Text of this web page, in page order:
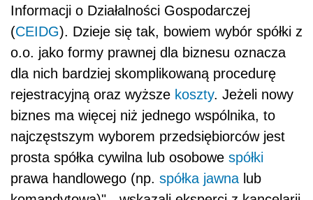
Informacji o Działalności Gospodarczej
(CEIDG). Dzieje się tak, bowiem wybór spółki z
o.o. jako formy prawnej dla biznesu oznacza
dla nich bardziej skomplikowaną procedurę
rejestracyjną oraz wyższe koszty. Jeżeli nowy
biznes ma więcej niż jednego wspólnika, to
najczęstszym wyborem przedsiębiorców jest
prosta spółka cywilna lub osobowe spółki
prawa handlowego (np. spółka jawna lub